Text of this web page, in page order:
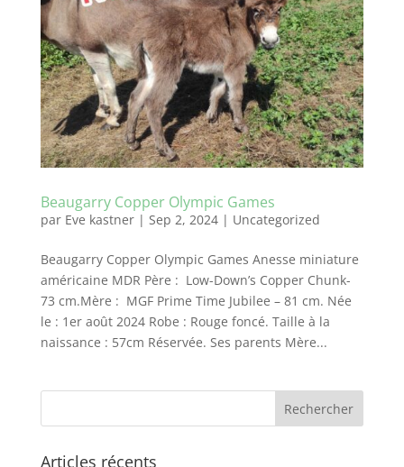
Beaugarry Copper Olympic Games
par Eve kastner| Sep 2, 2024| Uncategorized
Beaugarry Copper Olympic Games Anesse miniature
américaine MDR Père : Low-Down’s Copper Chunk-
73 cm.Mère : MGF Prime Time Jubilee – 81 cm. Née
le : 1er août 2024 Robe : Rouge foncé. Taille à la
naissance : 57cm Réservée. Ses parents Mère...
Articles récents